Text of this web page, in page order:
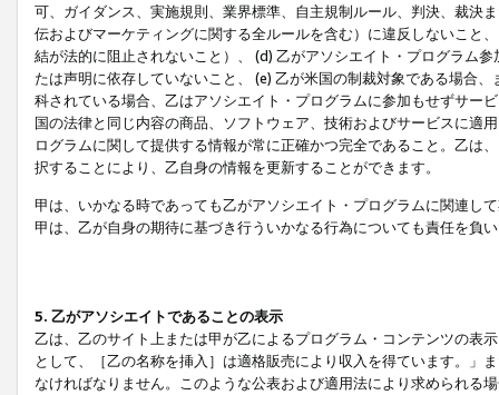
可、ガイダンス、実施規則、業界標準、自主規制ルール、判決、裁決
伝およびマーケティングに関する全ルールを含む）に違反しないこと
結が法的に阻止されないこと）、 (d) 乙がアソシエイト・プログラム
たは声明に依存していないこと、 (e) 乙が米国の制裁対象である場合
科されている場合、乙はアソシエイト・プログラムに参加もせずサー
国の法律と同じ内容の商品、ソフトウェア、技術およびサービスに適
ログラムに関して提供する情報が常に正確かつ完全であること。乙は
択することにより、乙自身の情報を更新することができます。
甲は、いかなる時であっても乙がアソシエイト・プログラムに関連し
甲は、乙が自身の期待に基づき行ういかなる行為についても責任を負
5. 乙がアソシエイトであることの表示
乙は、乙のサイト上または甲が乙によるプログラム・コンテンツの表
として、［乙の名称を挿入］は適格販売により収入を得ています。」
なければなりません。このような公表および適用法により求められる